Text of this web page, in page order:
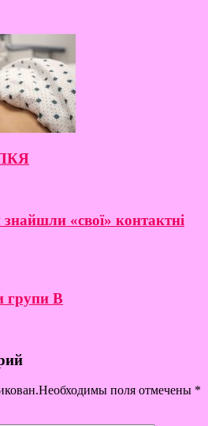
«свої» контактні
групи B
поля отмечены *